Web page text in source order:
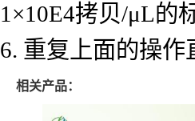
1×10E4拷贝/μL的
6. 重复上面的操
相关产品：